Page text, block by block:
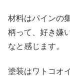
材料はパインの
柄って、好き嫌
なと感じます。
塗装はワトコオ